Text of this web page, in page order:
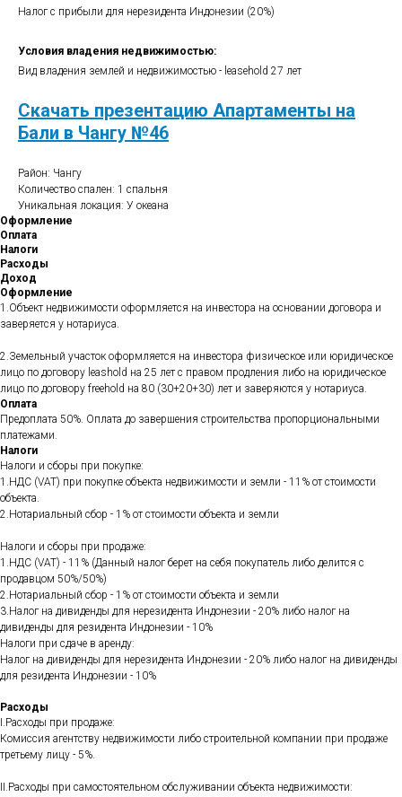
Налог с прибыли для нерезидента Индонезии (20%)
Условия владения недвижимостью:
Вид владения землей и недвижимостью - leasehold 27 лет
Скачать презентацию Апартаменты на
Бали в Чангу №46
Район: Чангу
Количество спален: 1 спальня
Уникальная локация: У океана
Оформление
Оплата
Налоги
Расходы
Доход
Оформление
1.Объект недвижимости оформляется на инвестора на основании договора и
заверяется у нотариуса.
2.Земельный участок оформляется на инвестора физическое или юридическое
лицо по договору leashold на 25 лет с правом продления либо на юридическое
лицо по договору freehold на 80 (30+20+30) лет и заверяются у нотариуса.
Оплата
Предоплата 50%. Оплата до завершения строительства пропорциональными
платежами.
Налоги
Налоги и сборы при покупке:
1.НДС (VAT) при покупке объекта недвижимости и земли - 11% от стоимости
объекта.
2.Нотариальный сбор - 1% от стоимости объекта и земли
Налоги и сборы при продаже:
1.НДС (VAT) - 11% (Данный налог берет на себя покупатель либо делится с
продавцом 50%/50%)
2.Нотариальный сбор - 1% от стоимости объекта и земли
3.Налог на дивиденды для нерезидента Индонезии - 20% либо налог на
дивиденды для резидента Индонезии - 10%
Налоги при сдаче в аренду:
Налог на дивиденды для нерезидента Индонезии - 20% либо налог на дивиденды
для резидента Индонезии - 10%
Расходы
I.Расходы при продаже:
Комиссия агентству недвижимости либо строительной компании при продаже
третьему лицу - 5%.
II.Расходы при самостоятельном обслуживании объекта недвижимости: